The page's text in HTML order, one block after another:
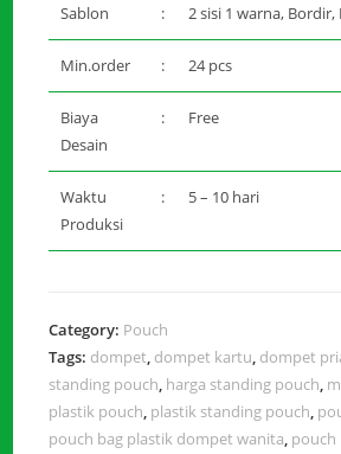
Sablon : 2 sisi 1 warna,
Min.order : 24 pcs
Biaya
Desain
: Free
Waktu
Produksi
: 5 – 10 hari
Category: Pouch
Tags: dompet, dompet kartu, dompet
standing pouch, harga standing pouch,
plastik pouch, plastik standing pouch,
pouch bag plastik dompet wanita, pouch